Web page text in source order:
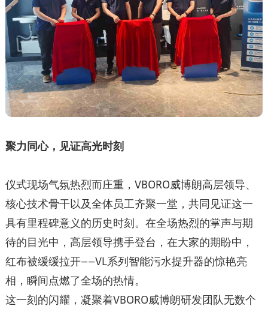
聚力同心，见证高光时刻
仪式现场气氛热烈而庄重，VBORO威博朗高层领导、
核心技术骨干以及全体员工齐聚一堂，共同见证这一
具有里程碑意义的历史时刻。在全场热烈的掌声与期
待的目光中，高层领导携手登台，在大家的期盼中，
红布被缓缓拉开——VL系列智能污水提升器的惊艳亮
相，瞬间点燃了全场的热情。
这一刻的闪耀，凝聚着VBORO威博朗研发团队无数个